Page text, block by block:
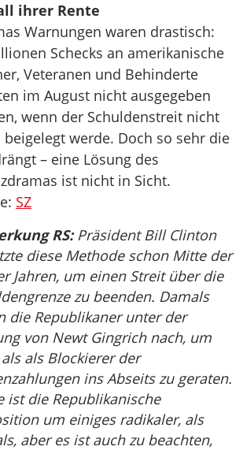
ihrer Rente
Warnungen waren drastisch:
Schecks an amerikanische
Veteranen und Behinderte
im August nicht ausgegeben
wenn der Schuldenstreit nicht
beigelegt werde. Doch so sehr die
– eine Lösung des
ist nicht in Sicht.
SZ
RS:Präsident Bill Clinton
diese Methode schon Mitte der
Jahren, um einen Streit über die
zu beenden. Damals
die Republikaner unter der
von Newt Gingrich nach, um
als Blockierer der
ins Abseits zu geraten.
ist die Republikanische
um einiges radikaler, als
aber es ist auch zu beachten,